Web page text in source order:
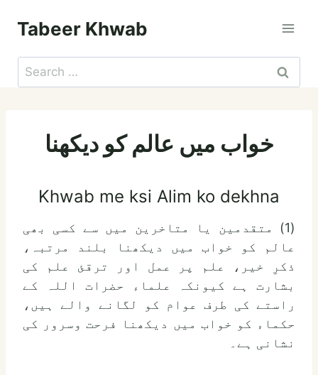
Tabeer Khwab
Search
for:
خواب میں عالم کو دیکھنا
Khwab me ksi Alim ko dekhna
(1) متقدمین یا متاخرین میں سے کسی بھی
عالم کو خواب میں دیکھنا بلند مرتبہ،
ذکرِ خیر، علم پر عمل اور ترقئ علم کی
بشارت ہے کیونکہ علماء حضرات اللہ کے
راستے کی طرف عوام کو لگانے والے ہیں،
حکماء کو خواب میں دیکھنا فرحت وسرور کی
نشانی ہے۔